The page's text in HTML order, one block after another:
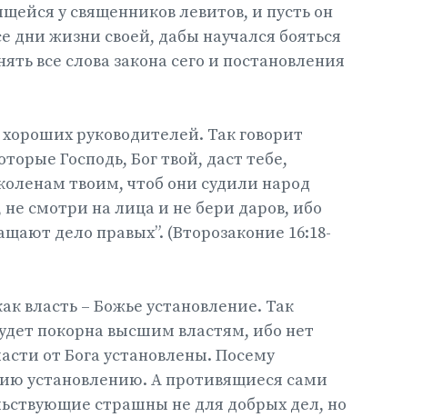
у священников левитов, и пусть он
дни жизни своей, дабы научался бояться
все слова закона сего и постановления
руководителей. Так говорит
Господь, Бог твой, даст тебе,
твоим, чтоб они судили народ
смотри на лица и не бери даров, ибо
дело правых”. (Второзаконие 16:18-
власть – Божье установление. Так
покорна высшим властям, ибо нет
от Бога установлены. Посему
установлению. А противящиеся сами
страшны не для добрых дел, но